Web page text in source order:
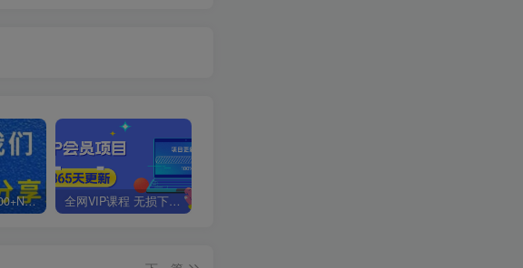
白菜价解锁20000+N个赚钱机会，加入星叙轻创会员，全站资源免费学习。 全网VIP课程 无损下载~